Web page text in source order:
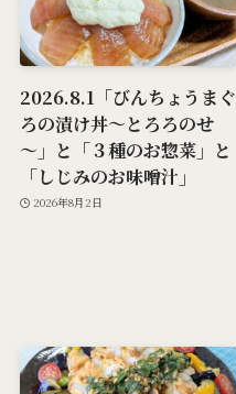
2026.8.1「びんちょうまぐ
ろの漬け丼～とろろのせ
～」と「３種のお惣菜」と
「しじみのお味噌汁」
2026年8月2日